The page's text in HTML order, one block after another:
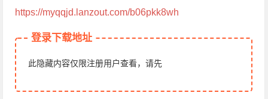
https://myqqjd.lanzout.com/b06pkk8wh
登录下载地址
此隐藏内容仅限注册用户查看，请先